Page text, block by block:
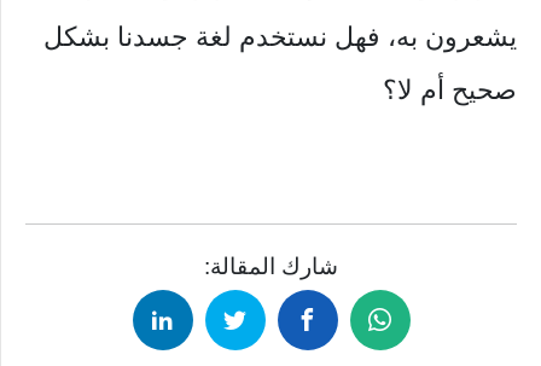
يشعرون به، فهل نستخدم لغة جسدنا بشكل
صحيح أم لا؟
شارك المقالة: